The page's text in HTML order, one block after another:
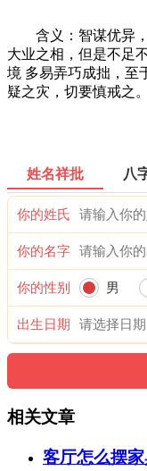
含义：智谋优异，
大业之相，但是不足
境 多易弄巧成拙，至
疑之灾，切要慎戒之。
姓名祥批 八
你的姓氏
你的名字
你的性别 男
出生日期
相关文章
客厅怎么摆